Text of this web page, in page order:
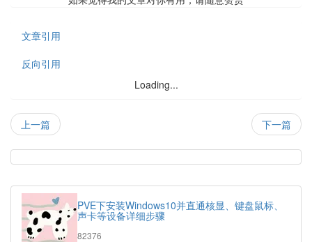
文章引用
反向引用
Loading...
下一篇
上一篇
热
章
文
章
PVE下安装Windows10并直通核显、键盘鼠标、
声卡等设备详细步骤
浏
82376